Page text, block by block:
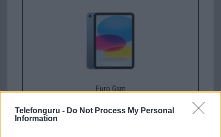
Telefonguru - Do Not Process My Personal
Information
Euro Gsm